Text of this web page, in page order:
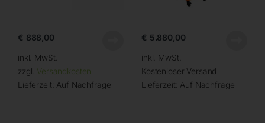
€ 888,00
inkl. MwSt.
zzgl. Versandkosten
Lieferzeit: Auf Nachfrage
€ 5.880,00
inkl. MwSt.
Kostenloser Versand
Lieferzeit: Auf Nachfrage